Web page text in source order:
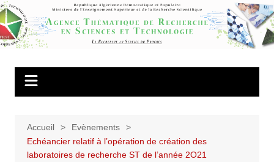
Aller
au
contenu
Agence
Thématique de
Recherche en
Accueil
Evènements
Echéancier relatif à l’opération de création des
laboratoires de recherche ST de l’année 2O21